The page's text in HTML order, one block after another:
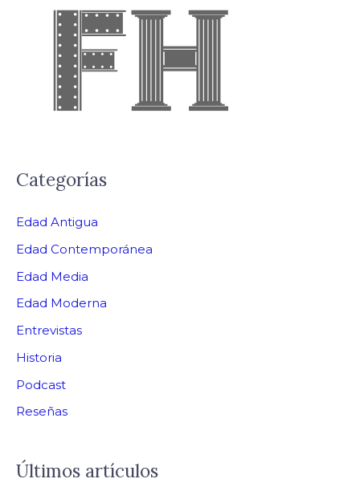
Categorías
Edad Antigua
Edad Contemporánea
Edad Media
Edad Moderna
Entrevistas
Historia
Podcast
Reseñas
Últimos artículos